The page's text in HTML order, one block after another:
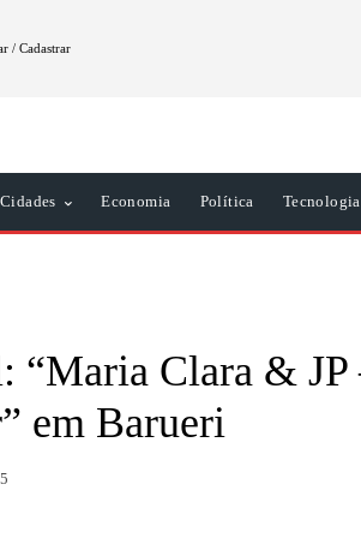
/ Cadastrar
Cidades Economia Política Tecnologia
“Maria Clara & JP
em Barueri